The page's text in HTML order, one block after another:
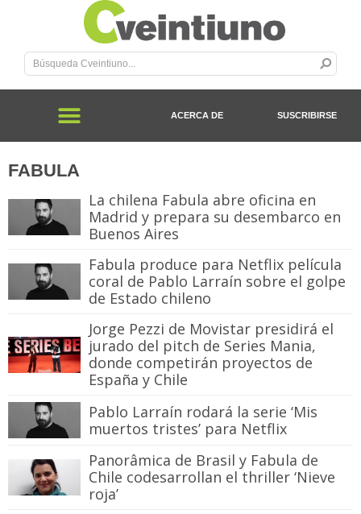
ACERCA DE SUSCRIBIRSE
FABULA
La chilena Fabula abre oficina en
Madrid y prepara su desembarco en
Buenos Aires
Fabula produce para Netflix película
coral de Pablo Larraín sobre el golpe
de Estado chileno
Jorge Pezzi de Movistar presidirá el
jurado del pitch de Series Mania,
donde competirán proyectos de
España y Chile
Pablo Larraín rodará la serie ‘Mis
muertos tristes’ para Netflix
Panorâmica de Brasil y Fabula de
Chile codesarrollan el thriller ‘Nieve
roja’